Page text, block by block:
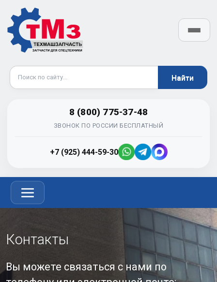
8 (800) 775-37-48
ЗВОНОК ПО РОССИИ БЕСПЛАТНЫЙ
+7 (925) 444-59-30
Контакты
Вы можете связаться с нами по